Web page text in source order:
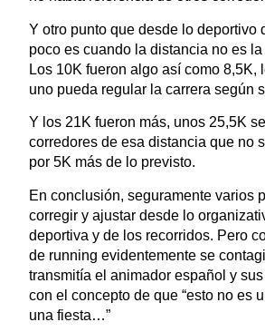
Y otro punto que desde lo deportivo
poco es cuando la distancia no es
Los 10K fueron algo así como 8,5K,
uno pueda regular la carrera según
Y los 21K fueron más, unos 25,5K
corredores de esa distancia que no
por 5K más de lo previsto.
En conclusión, seguramente varios
corregir y ajustar desde lo
deportiva y de los recorridos. Pero
de running evidentemente se
transmitía el animador español y
con el concepto de que “esto no es
una fiesta…”